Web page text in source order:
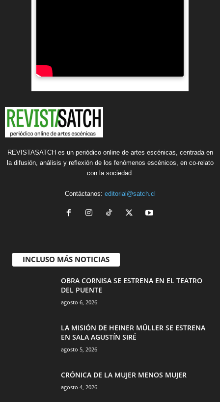
REVISTASATCH es un periódico online de artes escénicas, centrada en
la difusión, análisis y reflexión de los fenómenos escénicos, en co-relato
con la sociedad.
Contáctanos: editorial@satch.cl
INCLUSO MÁS NOTICIAS
OBRA CORNISA SE ESTRENA EN EL TEATRO
DEL PUENTE
agosto 6, 2026
LA MISIÓN DE HEINER MÜLLER SE ESTRENA
EN SALA AGUSTÍN SIRÉ
agosto 5, 2026
CRÓNICA DE LA MUJER MENOS MUJER
agosto 4, 2026